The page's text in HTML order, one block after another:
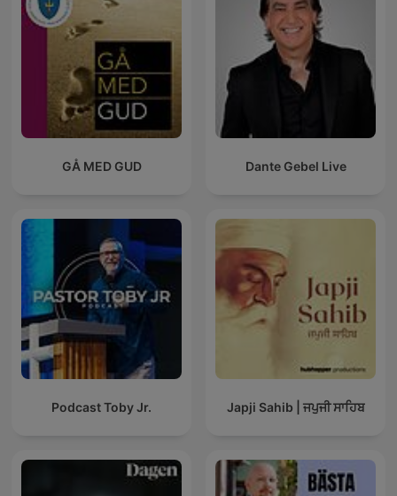
GÅ MED GUD Dante Gebel Live
Podcast Toby Jr. Japji Sahib | ਜਪੁਜੀ ਸਾਹਿਬ